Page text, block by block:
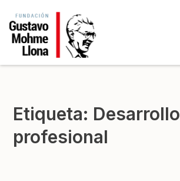
Etiqueta: Desarrollo
profesional